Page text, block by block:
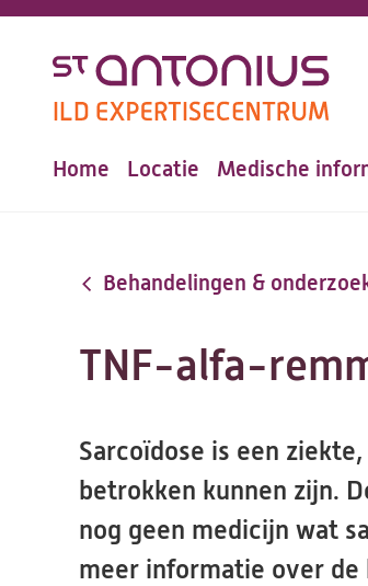
naar
inhoud
Hoofdnavigatie
Home Locatie Medische
Behandelingen &
TNF-alfa-
Sarcoïdose is een
betrokken kunnen zijn.
nog geen medicijn wat
meer informatie over